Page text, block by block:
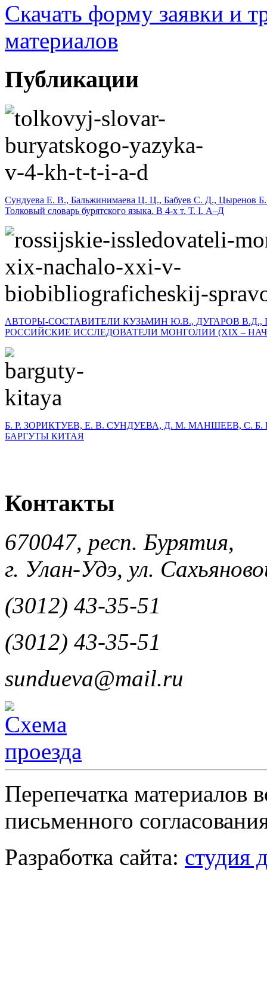
Скачать форму заявки и
материалов
Публикации
Сундуева Е. В., Бальжинимаева Ц. Ц., Бабуев С. Д., Цыренов
Толковый словарь бурятского языка. В 4-х т. Т. I. А–Д
АВТОРЫ-СОСТАВИТЕЛИ КУЗЬМИН Ю.В., ДУГАРОВ
РОССИЙСКИЕ ИССЛЕДОВАТЕЛИ МОНГОЛИИ (XIX –
Б. Р. ЗОРИКТУЕВ, Е. В. СУНДУЕВА, Д. М. МАНШЕЕВ, С.
БАРГУТЫ КИТАЯ
Контакты
670047, респ. Бурятия,
г. Улан-Удэ, ул.
(3012) 43-35-51
(3012) 43-35-51
sundueva@mail.ru
Перепечатка материалов
письменного
Разработка сайта: студия